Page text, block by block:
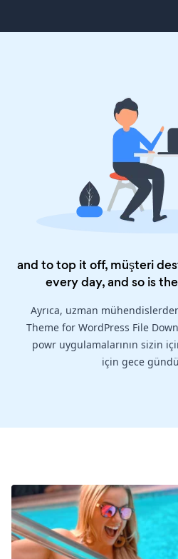
and to top it off, müşteri
every day, and so is the
Ayrıca, uzman
Theme for WordPress File
powr uygulamalarının sizin
için gece